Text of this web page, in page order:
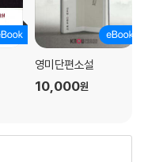
영미단편소설
10,000원